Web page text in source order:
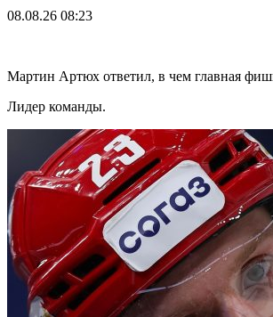
08.08.26 08:23
Мартин Артюх ответил, в чем главная
Лидер команды.